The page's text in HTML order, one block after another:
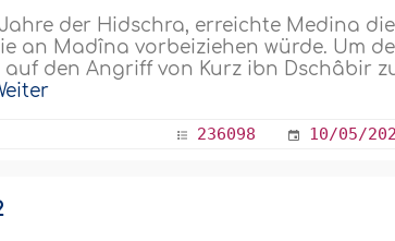
der Hidschra, erreichte Medina die
an Madîna vorbeiziehen würde. Um
den Angriff von Kurz ibn Dschâbir
236098 10/05/